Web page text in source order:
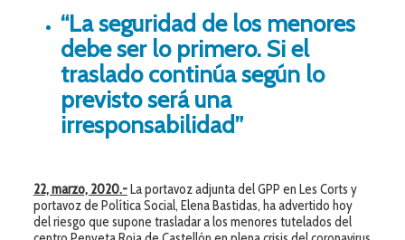
“La seguridad de los menores
debe ser lo primero. Si el
traslado continúa según lo
previsto será una
irresponsabilidad”
22, marzo, 2020.-La portavoz adjunta del GPP en Les Corts y
portavoz de Política Social, Elena Bastidas, ha advertido hoy
del riesgo que supone trasladar a los menores tutelados del